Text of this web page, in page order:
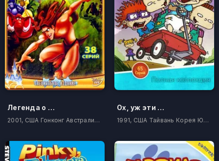
Легенда о Тарзане
2001, США Гонконг Австралия Китай Тайвань Корея Южная Филиппины
Ох, уж эти детки!
1991, США Тайвань Корея Южная